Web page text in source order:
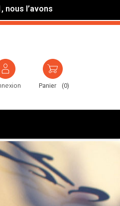
nous l’avons
Panier (0)